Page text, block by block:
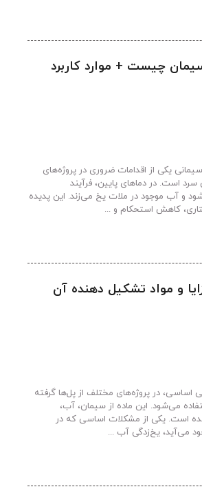
چیست + موارد کاربرد
یکی از اقدامات ضروری در پروژه‌های
است. در دماهای پایین، فرآیند
و آب موجود در ملات یخ می‌زند. این پدیده
کاهش استحکام و ...
و مواد تشکیل دهنده آن
اساسی، در پروژه‌های مختلف از پل‌ها گرفته
می‌شود. این ماده از سیمان، آب،
است. یکی از مشکلات اساسی که در
می‌آید، یخ‌زدگی آب ...